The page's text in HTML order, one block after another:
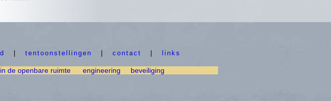
tentoonstellingen contact links
de openbare ruimte engineering beveiliging